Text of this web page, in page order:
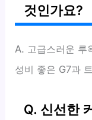
것인가요?
A. 고급스러운 루
성비 좋은 G7과
Q. 신선한